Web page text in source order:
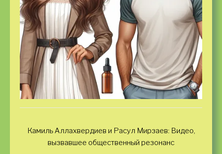
Камиль Аллахвердиев и Расул Мирзаев: Видео,
вызвавшее общественный резонанс